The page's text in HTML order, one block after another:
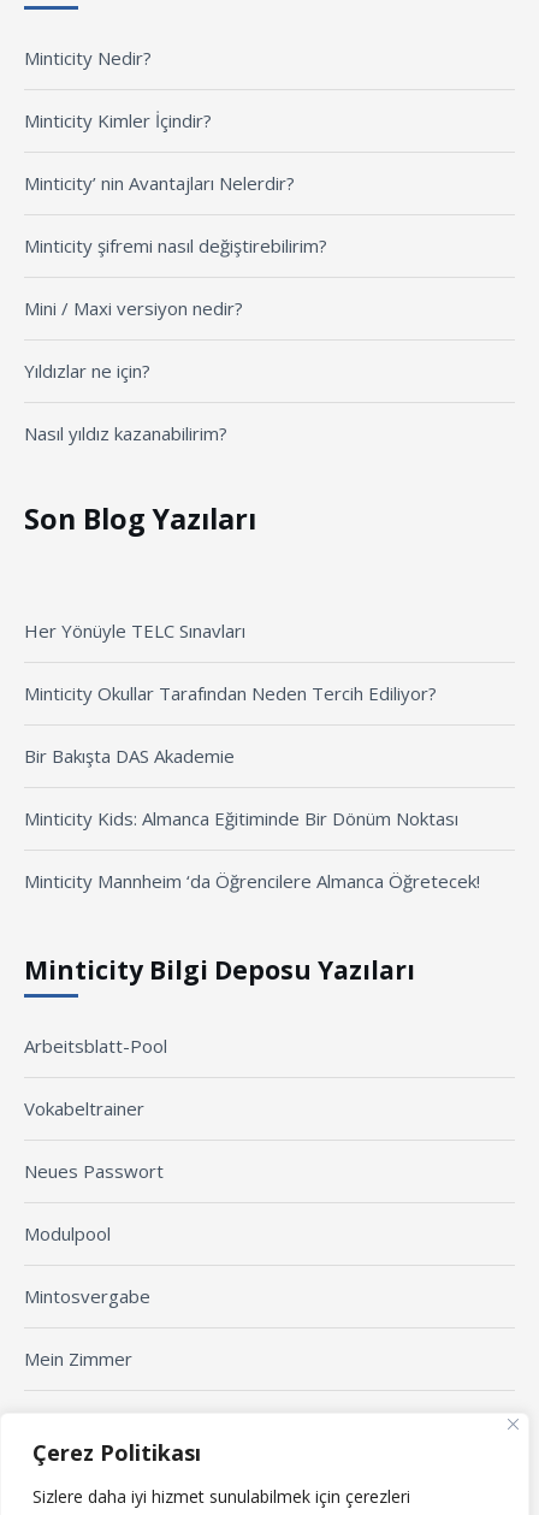
Çerez Politikası
Sizlere daha iyi hizmet sunulabilmek için çerezleri
Minticity Nedir?
Minticity Kimler İçindir?
Minticity’ nin Avantajları Nelerdir?
Minticity şifremi nasıl değiştirebilirim?
Mini / Maxi versiyon nedir?
Yıldızlar ne için?
Nasıl yıldız kazanabilirim?
Son Blog Yazıları
Her Yönüyle TELC Sınavları
Minticity Okullar Tarafından Neden Tercih Ediliyor?
Bir Bakışta DAS Akademie
Minticity Kids: Almanca Eğitiminde Bir Dönüm Noktası
Minticity Mannheim ‘da Öğrencilere Almanca Öğretecek!
Minticity Bilgi Deposu Yazıları
Arbeitsblatt-Pool
Vokabeltrainer
Neues Passwort
Modulpool
Mintosvergabe
Mein Zimmer
Yaklaşan Etkinlikler